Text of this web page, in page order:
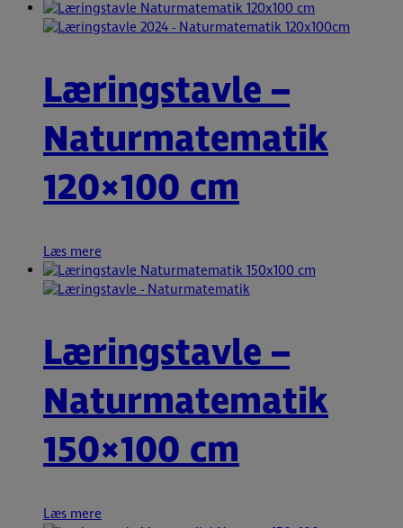
Læringstavle –
Naturmatematik
120×100 cm
Læs mere
Læringstavle –
Naturmatematik
150×100 cm
Læs mere